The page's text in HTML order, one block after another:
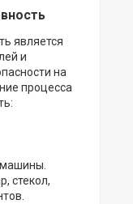
является
и
на
процесса
стекол,